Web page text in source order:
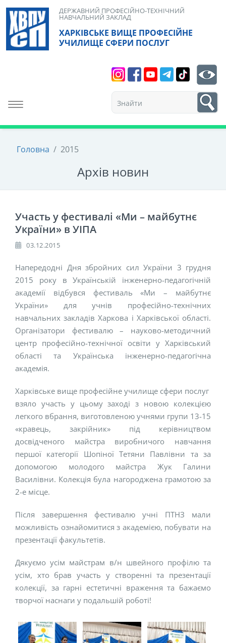
Skip
content
ХАРКІВСЬКЕ ВИЩЕ ПРОФЕСІЙНЕ
УЧИЛИЩЕ СФЕРИ ПОСЛУГ
ДЕРЖАВНИЙ ПРОФЕСІЙНО-ТЕХНІЧНИЙ
НАВЧАЛЬНИЙ ЗАКЛАД
Toggle navigation
1
Головна / 2015
Архiв новин
Участь у фестивалі «Ми – майбутнє
України» в УІПА
03.12.2015
Напередодні Дня збройних сил України 3 грудня
2015 року в Українській інженерно-педагогічній
академії відбувся фестиваль «Ми – майбутнє
України» для учнів професійно-технічних
навчальних закладів Харкова і Харківської області.
Організатори фестивалю – науково-методичний
центр професійно-технічної освіти у Харківський
області та Українська інженерно-педагогічна
академія.
Харківське вище професійне училище сфери послуг
взяло участь у цьому заході з новою колекцією
легкого вбрання, виготовленою учнями групи 13-15
«кравець, закрійник» під керівництвом
досвідченого майстра виробничого навчання
першої категорії Шопіної Тетяни Павлівни та за
допомогою молодого майстра Жук Галини
Василівни. Колекція була нагороджена грамотою за
2-е місце.
Після завершення фестивалю учні ПТНЗ мали
можливість ознайомитися з академією, побувати на
презентації факультетів.
Дякуємо усім майстрам в/н швейного профілю та
усім, хто брав участь у створенні та презентації
колекції, за гарні естетичні враження та бажаємо
творчої наснаги у подальшій роботі!